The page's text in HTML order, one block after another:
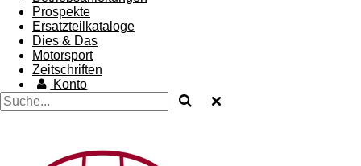
Prospekte
Ersatzteilkataloge
Dies & Das
Motorsport
Zeitschriften
Konto